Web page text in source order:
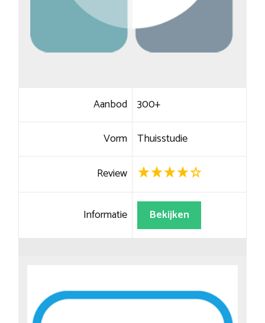
Aanbod 300+
Vorm Thuisstudie
Review
Informatie Bekijken